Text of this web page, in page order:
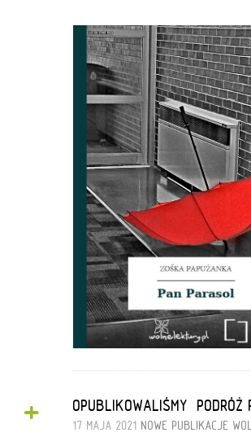
+ OPUBLIKOWALIŚMY „PODRÓŻ
17 MAJA 2021 NOWE PUBLIKACJE